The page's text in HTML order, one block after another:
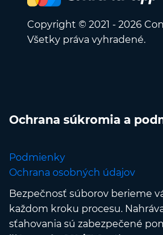
Copyright © 2021 - 2026
Všetky práva vyhradené.
Ochrana súkromia a
Podmienky
Ochrana osobných údajov
Bezpečnosť súborov berieme
každom kroku procesu.
sťahovania sú zabezpečené